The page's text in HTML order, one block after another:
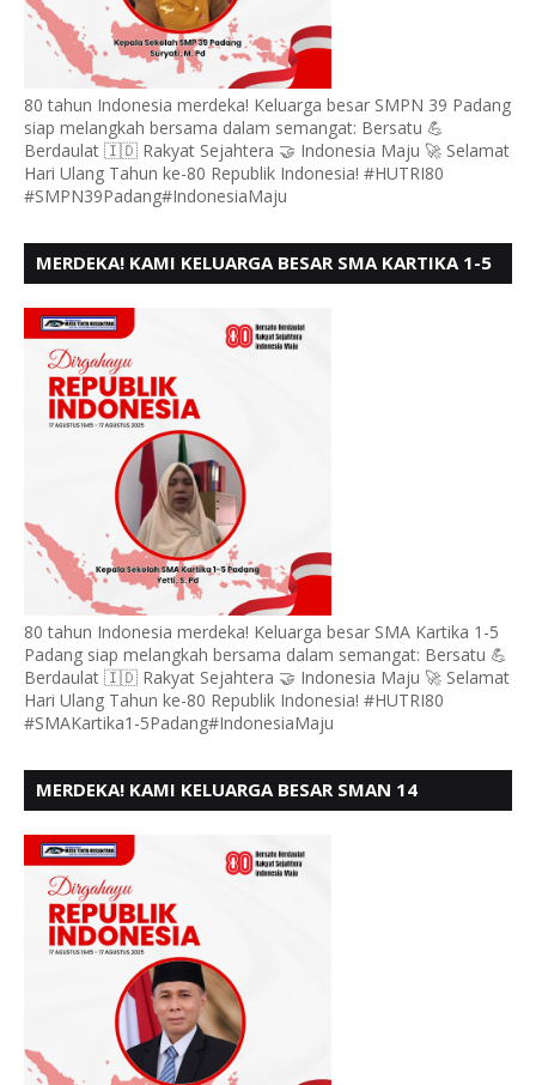
80 tahun Indonesia merdeka! Keluarga besar SMPN 39 Padang
siap melangkah bersama dalam semangat: Bersatu 💪
Berdaulat 🇮🇩 Rakyat Sejahtera 🤝 Indonesia Maju 🚀 Selamat
Hari Ulang Tahun ke-80 Republik Indonesia! #HUTRI80
#SMPN39Padang#IndonesiaMaju
MERDEKA! KAMI KELUARGA BESAR SMA KARTIKA 1-5
BERSATU BERD
80 tahun Indonesia merdeka! Keluarga besar SMA Kartika 1-5
Padang siap melangkah bersama dalam semangat: Bersatu 💪
Berdaulat 🇮🇩 Rakyat Sejahtera 🤝 Indonesia Maju 🚀 Selamat
Hari Ulang Tahun ke-80 Republik Indonesia! #HUTRI80
#SMAKartika1-5Padang#IndonesiaMaju
MERDEKA! KAMI KELUARGA BESAR SMAN 14